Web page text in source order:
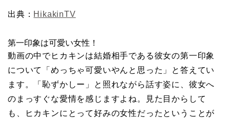
出典： HikakinTV
第一印象は可愛い女性！
動画の中でヒカキンは結婚相手である彼女の第一印象
について「めっちゃ可愛いやんと思った」と答えてい
ます。「恥ずかしー」と照れながら話す姿に、彼女へ
のまっすぐな愛情を感じますよね。見た目からして
も、ヒカキンにとって好みの女性だったということが